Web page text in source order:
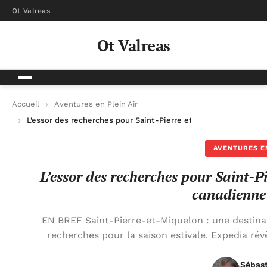
Ot Valreas
Ot Valreas
Accueil
Aventures en Plein Air
L’essor des recherches pour Saint-Pierre et Miquelon sur la
AVENTURES
L’essor des recherches pour
EN BREF Saint-Pierre-et-Miquelon : une
recherches pour la saison estivale. Expedia